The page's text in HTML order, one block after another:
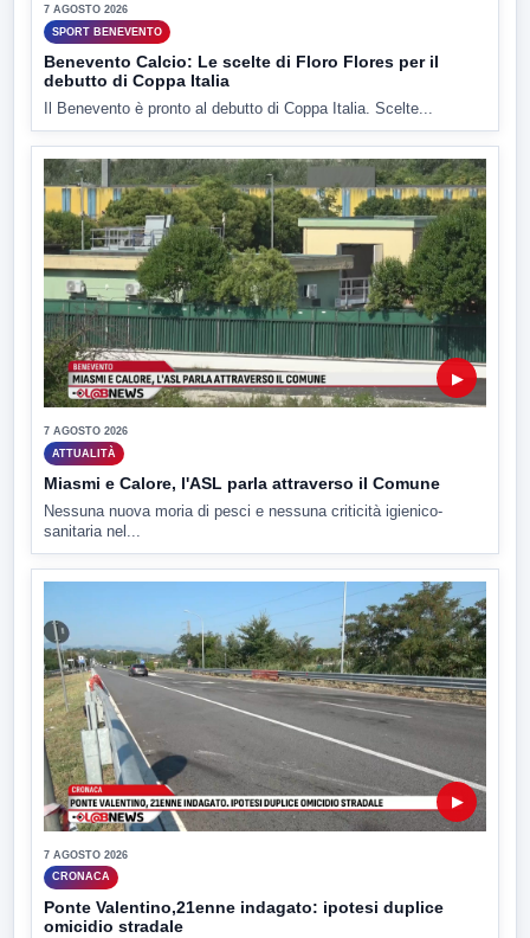
7 AGOSTO 2026
SPORT BENEVENTO
Benevento Calcio: Le scelte di Floro Flores per il
debutto di Coppa Italia
Il Benevento è pronto al debutto di Coppa Italia. Scelte...
▶
7 AGOSTO 2026
ATTUALITÀ
Miasmi e Calore, l'ASL parla attraverso il Comune
Nessuna nuova moria di pesci e nessuna criticità igienico-
sanitaria nel...
▶
7 AGOSTO 2026
CRONACA
Ponte Valentino,21enne indagato: ipotesi duplice
omicidio stradale